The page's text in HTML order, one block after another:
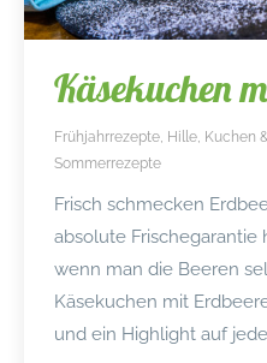
Käsekuchen
Frühjahrrezepte, Hille, Kuchen
Sommerrezepte
Frisch schmecken
absolute Frischegarantie
wenn man die Beeren
Käsekuchen mit
und ein Highlight auf